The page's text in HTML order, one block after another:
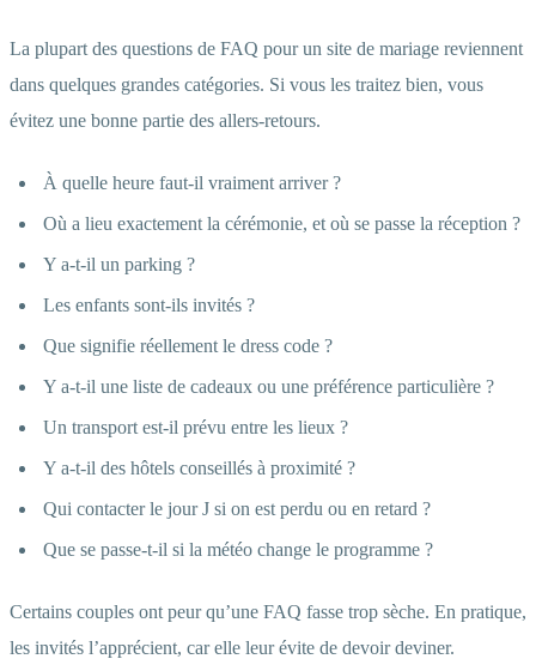
La plupart des questions de FAQ pour un site de mariage reviennent
dans quelques grandes catégories. Si vous les traitez bien, vous
évitez une bonne partie des allers-retours.
À quelle heure faut-il vraiment arriver ?
Où a lieu exactement la cérémonie, et où se passe la réception ?
Y a-t-il un parking ?
Les enfants sont-ils invités ?
Que signifie réellement le dress code ?
Y a-t-il une liste de cadeaux ou une préférence particulière ?
Un transport est-il prévu entre les lieux ?
Y a-t-il des hôtels conseillés à proximité ?
Qui contacter le jour J si on est perdu ou en retard ?
Que se passe-t-il si la météo change le programme ?
Certains couples ont peur qu’une FAQ fasse trop sèche. En pratique,
les invités l’apprécient, car elle leur évite de devoir deviner.